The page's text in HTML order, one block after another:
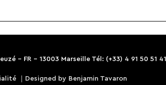
- FR - 13003 Marseille Tél: (+33) 4 91 50 51 41
｜ Designed by Benjamin Tavaron